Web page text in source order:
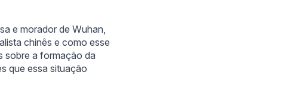
e morador de Wuhan,
chinês e como esse
sobre a formação da
que essa situação